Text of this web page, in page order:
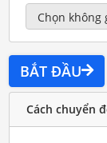
BẮT ĐẦU
Cách chuyển